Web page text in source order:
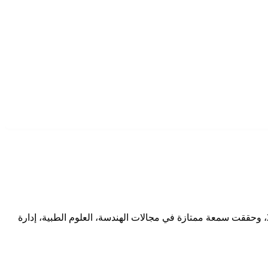
جامعة تونكو عبد الرحمن (Universiti Tunku Abdul Rahman – UTAR) هي واحدة من الجامعات الخاصة الرائدة في ماليزيا، تأسست عام 2002، وحققت سمعة ممتازة في مجالات الهندسة، العلوم الطبية، إدارة